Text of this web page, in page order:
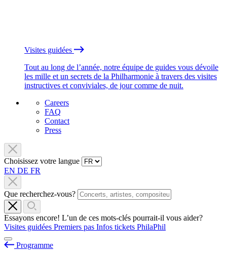
Visites guidées
Tout au long de l’année, notre équipe de guides vous dévoile
les mille et un secrets de la Philharmonie à travers des visites
instructives et conviviales, de jour comme de nuit.
Careers
FAQ
Contact
Press
Choisissez votre langue
EN DE FR
Que recherchez-vous?
Essayons encore! L’un de ces mots-clés pourrait-il vous aider?
Visites guidées Premiers pas Infos tickets PhilaPhil
Programme